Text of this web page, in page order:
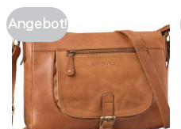
Angebot!